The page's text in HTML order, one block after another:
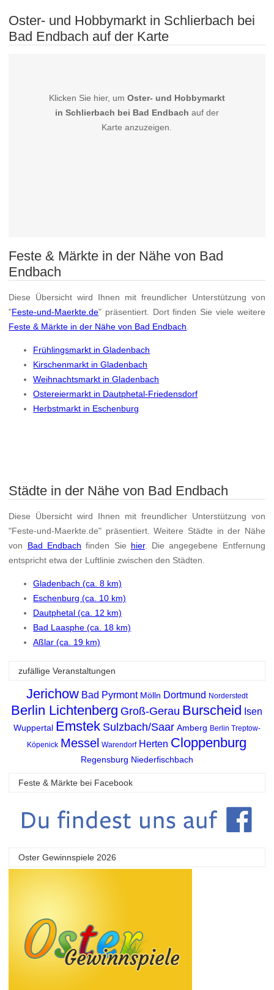
Oster- und Hobbymarkt in Schlierbach bei
Bad Endbach auf der Karte
Klicken Sie hier, um Oster- und Hobbymarkt
in Schlierbach bei Bad Endbach auf der
Karte anzuzeigen.
Feste & Märkte in der Nähe von Bad
Endbach
Diese Übersicht wird Ihnen mit freundlicher Unterstützung von
"Feste-und-Maerkte.de" präsentiert. Dort finden Sie viele weitere
Feste & Märkte in der Nähe von Bad Endbach
Frühlingsmarkt in Gladenbach
Kirschenmarkt in Gladenbach
Weihnachtsmarkt in Gladenbach
Ostereiermarkt in Dautphetal-Friedensdorf
Herbstmarkt in Eschenburg
Städte in der Nähe von Bad Endbach
Diese Übersicht wird Ihnen mit freundlicher Unterstützung von
"Feste-und-Maerkte.de" präsentiert. Weitere Städte in der Nähe
von Bad Endbach finden Sie hier. Die angegebene Entfernung
entspricht etwa der Luftlinie zwischen den Städten.
Gladenbach (ca. 8 km)
Eschenburg (ca. 10 km)
Dautphetal (ca. 12 km)
Bad Laasphe (ca. 18 km)
Aßlar (ca. 19 km)
zufällige Veranstaltungen
Jerichow Bad Pyrmont Mölln Dortmund Norderstedt
Berlin Lichtenberg Groß-Gerau Burscheid Isen
Wuppertal Emstek Sulzbach/Saar Amberg Berlin Treptow-
Köpenick Messel Warendorf Herten Cloppenburg
Regensburg Niederfischbach
Feste & Märkte bei Facebook
Oster Gewinnspiele 2026